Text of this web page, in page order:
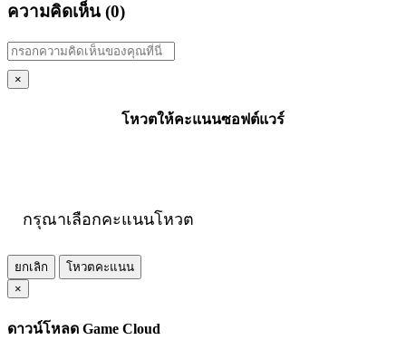
ความคิดเห็น (0)
×
โหวตให้คะแนนซอฟต์แวร์
กรุณาเลือกคะแนนโหวต
ยกเลิก
โหวตคะแนน
×
ดาวน์โหลด Game Cloud